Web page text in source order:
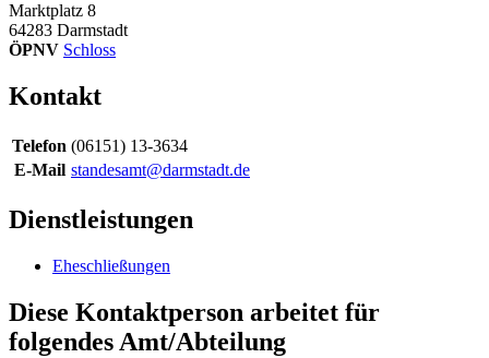
Marktplatz 8
64283 Darmstadt
ÖPNV Schloss
Kontakt
Telefon (06151) 13-3634
E-Mail standesamt@darmstadt.de
Dienstleistungen
Eheschließungen
Diese Kontaktperson arbeitet für
folgendes Amt/Abteilung